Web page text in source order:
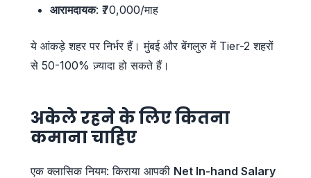
आरामदायक: ₹70,000/माह
ये आंकड़े शहर पर निर्भर हैं। मुंबई और बेंगलुरु में Tier-2 शहरों
से 50-100% ज़्यादा हो सकते हैं।
अकेले रहने के लिए कितना
कमाना चाहिए
एक क्लासिक नियम: किराया आपकी Net In-hand Salary